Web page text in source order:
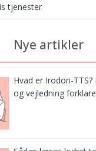
tjenester
Nye artikler
Hvad er Irodori-
og vejledning